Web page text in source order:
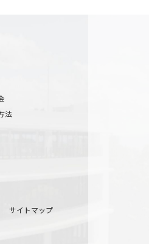
法
サイトマップ